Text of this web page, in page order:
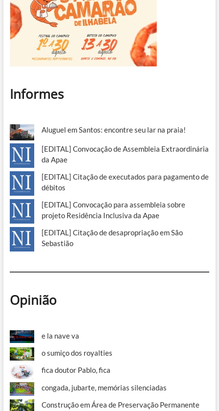
Informes
Aluguel em Santos: encontre seu lar na praia!
[EDITAL] Convocação de Assembleia Extraordinária
da Apae
[EDITAL] Citação de executados para pagamento de
débitos
[EDITAL] Convocação para assembleia sobre
projeto Residência Inclusiva da Apae
[EDITAL] Citação de desapropriação em São
Sebastião
Opinião
e la nave va
o sumiço dos royalties
fica doutor Pablo, fica
congada, jubarte, memórias silenciadas
Construção em Área de Preservação Permanente